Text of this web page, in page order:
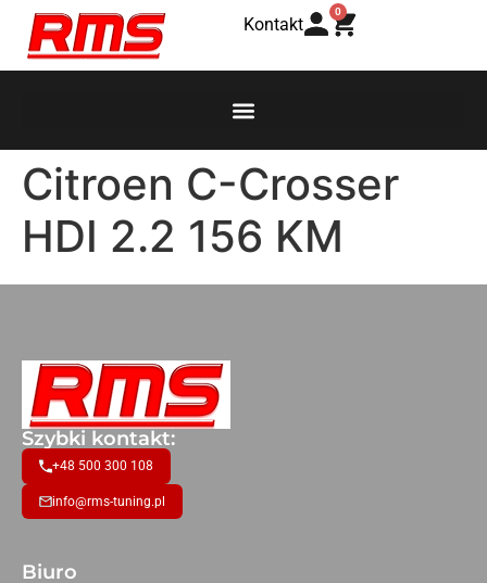
Kontakt
0
Citroen C-Crosser
HDI 2.2 156 KM
Szybki kontakt:
+48 500 300 108
info@rms-tuning.pl
Biuro